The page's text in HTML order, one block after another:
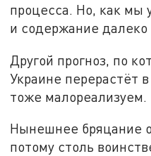
процесса. Но, как мы
и содержание
Другой прогноз, по
Украине перерастёт
тоже малореализуем.
Нынешнее бряцание
потому столь